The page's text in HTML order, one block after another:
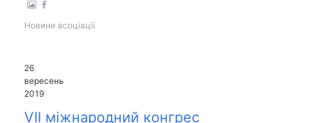
Новини асоціації
26
вересень
2019
VII міжнародний конгрес